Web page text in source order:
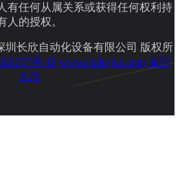
有任何从属关系或获得任何权利持
人的授权。
圳长欣自动化设备有限公司 版权所
号-16 www.cxdcsplc.com 深圳
长欣